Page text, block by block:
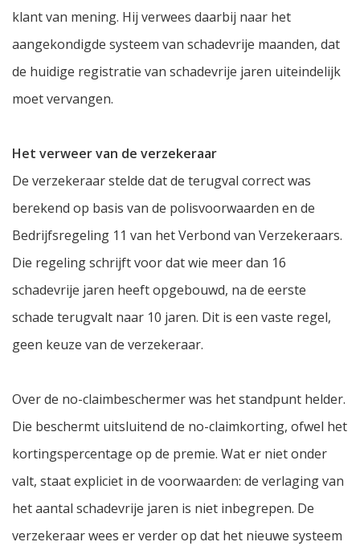
klant van mening. Hij verwees daarbij naar het
aangekondigde systeem van schadevrije maanden, dat
de huidige registratie van schadevrije jaren uiteindelijk
moet vervangen.
Het verweer van de verzekeraar
De verzekeraar stelde dat de terugval correct was
berekend op basis van de polisvoorwaarden en de
Bedrijfsregeling 11 van het Verbond van Verzekeraars.
Die regeling schrijft voor dat wie meer dan 16
schadevrije jaren heeft opgebouwd, na de eerste
schade terugvalt naar 10 jaren. Dit is een vaste regel,
geen keuze van de verzekeraar.
Over de no-claimbeschermer was het standpunt helder.
Die beschermt uitsluitend de no-claimkorting, ofwel het
kortingspercentage op de premie. Wat er niet onder
valt, staat expliciet in de voorwaarden: de verlaging van
het aantal schadevrije jaren is niet inbegrepen. De
verzekeraar wees er verder op dat het nieuwe systeem